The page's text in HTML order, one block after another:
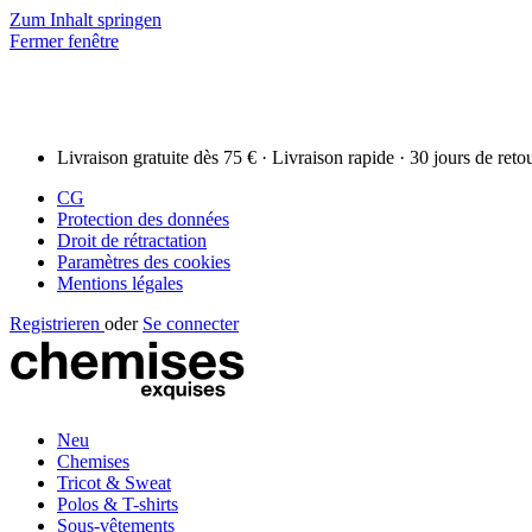
Zum Inhalt springen
Fermer fenêtre
Livraison gratuite dès 75 € · Livraison rapide · 30 jours de
CG
Protection des données
Droit de rétractation
Paramètres des cookies
Mentions légales
Registrieren oder Se connecter
Neu
Chemises
Tricot & Sweat
Polos & T-shirts
Sous-vêtements